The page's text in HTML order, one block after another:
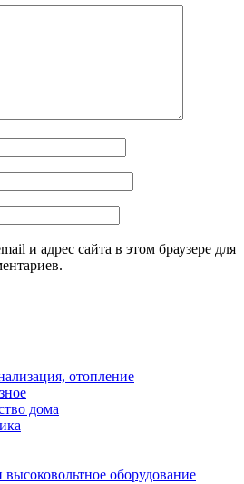
и адрес сайта в этом браузере для
отопление
дома
оборудование